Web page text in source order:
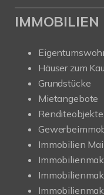
IMMOBILIEN
Häuser zum
Grundstücke
Mietangebote
Renditeobjekte
Immobilien